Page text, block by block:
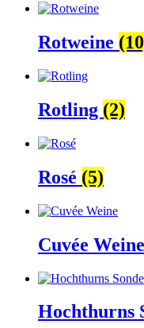
Rotweine
Rotling (2)
Rosé (5)
Cuvée Weine
Hochthurns